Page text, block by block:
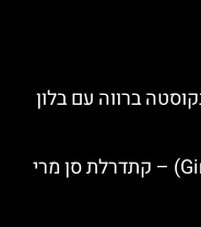
ברווה עם בלון
קתדרלת גירונה (Girona Cathedral) – קתדרלת סן מרי